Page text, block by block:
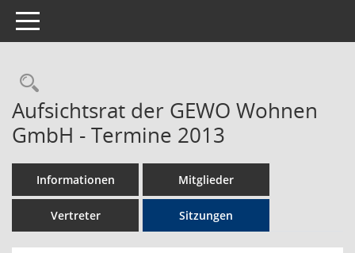
Toggle navigation
Rechercheauswahl
Aufsichtsrat der GEWO Wohnen
GmbH - Termine 2013
Informationen Mitglieder
Vertreter Sitzungen